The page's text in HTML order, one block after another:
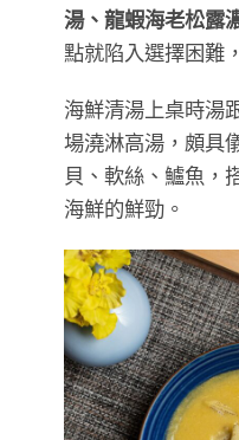
湯、龍蝦海老松露
點就陷入選擇困難
海鮮清湯上桌時湯
場澆淋高湯，頗具
貝、軟絲、鱸魚，
海鮮的鮮勁。